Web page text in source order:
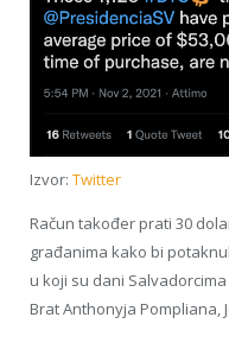
Izvor: Twitter
Račun također prati 30
građanima kako bi
u koji su dani
Brat Anthonyja Pompliana,